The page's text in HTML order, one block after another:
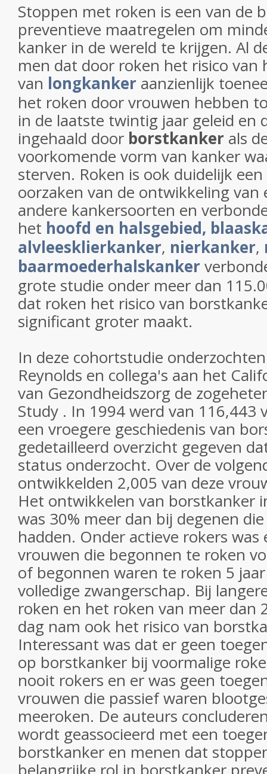
Stoppen met roken is een van de
preventieve maatregelen om
kanker in de wereld te krijgen. Al
men dat door roken het risico van
van longkanker aanzienlijk
het roken door vrouwen hebben
in de laatste twintig jaar geleid en
ingehaald door borstkanker als
voorkomende vorm van kanker
sterven. Roken is ook duidelijk
oorzaken van de ontwikkeling van
andere kankersoorten en
het hoofd en halsgebied,
alvleesklierkanker, nierkanker,
baarmoederhalskanker
grote studie onder meer dan
dat roken het risico van
significant groter maakt.
In deze cohortstudie
Reynolds en collega's aan het
van Gezondheidszorg de
Study . In 1994 werd van 116,443
een vroegere geschiedenis van
gedetailleerd overzicht gegeven
status onderzocht. Over de
ontwikkelden 2,005 van deze
Het ontwikkelen van borstkanker
was 30% meer dan bij degenen
hadden. Onder actieve rokers
vrouwen die begonnen te roken
of begonnen waren te roken 5
volledige zwangerschap. Bij
roken en het roken van meer dan
dag nam ook het risico van
Interessant was dat er geen
op borstkanker bij voormalige
nooit rokers en er was geen
vrouwen die passief waren
meeroken. De auteurs
wordt geassocieerd met een
borstkanker en menen dat